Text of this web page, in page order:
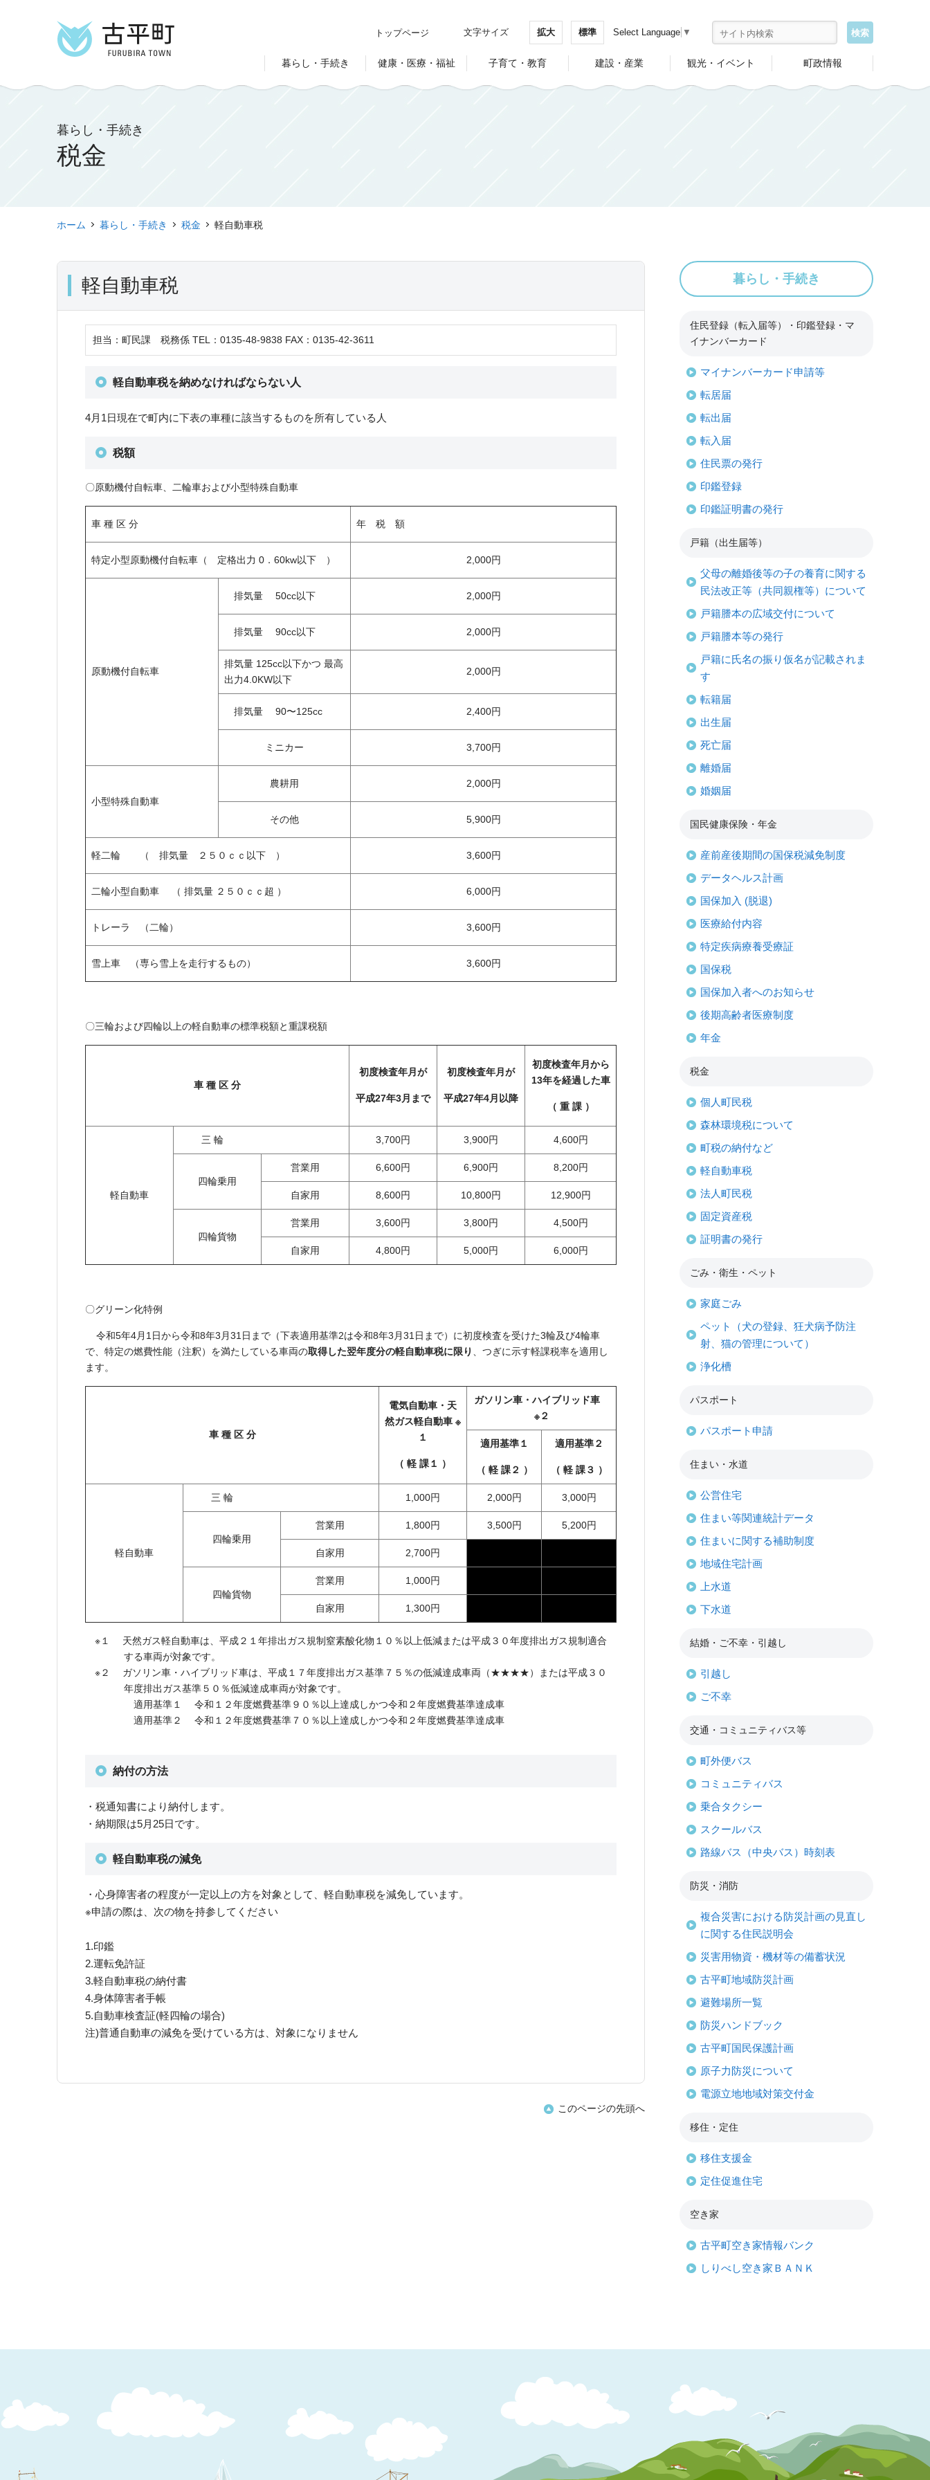
暮らし・手続き 健康・医療・福祉 子育て・教育 建設・産業 観光・イベント 町政情報
トップページ 文字サイズ 拡大 標準 Select Language ▼
暮らし・手続き
税金
ホーム 暮らし・手続き 税金 軽自動車税
軽自動車税
担当：町民課 税務係 TEL：0135-48-9838 FAX：0135-42-3611
軽自動車税を納めなければならない人
4月1日現在で町内に下表の車種に該当するものを所有している人
税額
〇原動機付自転車、二輪車および小型特殊自動車
車 種 区 分 年 税 額
特定小型原動機付自転車（ 定格出力 0．60kw以下 ） 2,000円
原動機付自転車
排気量 50cc以下 2,000円
排気量 90cc以下 2,000円
排気量 125cc以下かつ 最高
出力4.0KW以下
2,000円
排気量 90〜125cc 2,400円
ミニカー 3,700円
小型特殊自動車
農耕用 2,000円
その他 5,900円
軽二輪 （ 排気量 ２５０ｃｃ以下 ） 3,600円
二輪小型自動車 （ 排気量 ２５０ｃｃ超 ） 6,000円
トレーラ （二輪） 3,600円
雪上車 （専ら雪上を走行するもの） 3,600円
〇三輪および四輪以上の軽自動車の標準税額と重課税額
車 種 区 分
初度検査年月が
平成27年3月まで
初度検査年月が
平成27年4月以降
初度検査年月から
13年を経過した車
（ 重 課 ）
軽自動車
三 輪 3,700円 3,900円 4,600円
四輪乗用
営業用 6,600円 6,900円 8,200円
自家用 8,600円 10,800円 12,900円
四輪貨物
営業用 3,600円 3,800円 4,500円
自家用 4,800円 5,000円 6,000円
〇グリーン化特例
令和5年4月1日から令和8年3月31日まで（下表適用基準2は令和8年3月31日まで）に初度検査を受けた3輪及び4輪車
で、特定の燃費性能（注釈）を満たしている車両の取得した翌年度分の軽自動車税に限り
、つぎに示す軽課税率を適用し
ます。
車 種 区 分
電気自動車・天
然ガス軽自動車 ※
１
（ 軽 課１ ）
ガソリン車・ハイブリッド車
※２
適用基準１
（ 軽 課２ ）
適用基準２
（ 軽 課３ ）
軽自動車
三 輪 1,000円 2,000円 3,000円
四輪乗用
営業用 1,800円 3,500円 5,200円
自家用 2,700円
四輪貨物
営業用 1,000円
自家用 1,300円
※１ 天然ガス軽自動車は、平成２１年排出ガス規制窒素酸化物１０％以上低減または平成３０年度排出ガス規制適合
する車両が対象です。
※２ ガソリン車・ハイブリッド車は、平成１７年度排出ガス基準７５％の低減達成車両（★★★★）または平成３０
年度排出ガス基準５０％低減達成車両が対象です。
適用基準１ 令和１２年度燃費基準９０％以上達成しかつ令和２年度燃費基準達成車
適用基準２ 令和１２年度燃費基準７０％以上達成しかつ令和２年度燃費基準達成車
納付の方法
・税通知書により納付します。
・納期限は5月25日です。
軽自動車税の減免
・心身障害者の程度が一定以上の方を対象として、軽自動車税を減免しています。
※申請の際は、次の物を持参してください
1.印鑑
2.運転免許証
3.軽自動車税の納付書
4.身体障害者手帳
5.自動車検査証(軽四輪の場合)
注)普通自動車の減免を受けている方は、対象になりません
このページの先頭へ
暮らし・手続き
住民登録（転入届等）・印鑑登録・マ
イナンバーカード
マイナンバーカード申請等
転居届
転出届
転入届
住民票の発行
印鑑登録
印鑑証明書の発行
戸籍（出生届等）
父母の離婚後等の子の養育に関する
民法改正等（共同親権等）について
戸籍謄本の広域交付について
戸籍謄本等の発行
戸籍に氏名の振り仮名が記載されま
す
転籍届
出生届
死亡届
離婚届
婚姻届
国民健康保険・年金
産前産後期間の国保税減免制度
データヘルス計画
国保加入 (脱退)
医療給付内容
特定疾病療養受療証
国保税
国保加入者へのお知らせ
後期高齢者医療制度
年金
税金
個人町民税
森林環境税について
町税の納付など
軽自動車税
法人町民税
固定資産税
証明書の発行
ごみ・衛生・ペット
家庭ごみ
ペット（犬の登録、狂犬病予防注
射、猫の管理について）
浄化槽
パスポート
パスポート申請
住まい・水道
公営住宅
住まい等関連統計データ
住まいに関する補助制度
地域住宅計画
上水道
下水道
結婚・ご不幸・引越し
引越し
ご不幸
交通・コミュニティバス等
町外便バス
コミュニティバス
乗合タクシー
スクールバス
路線バス（中央バス）時刻表
防災・消防
複合災害における防災計画の見直し
に関する住民説明会
災害用物資・機材等の備蓄状況
古平町地域防災計画
避難場所一覧
防災ハンドブック
古平町国民保護計画
原子力防災について
電源立地地域対策交付金
移住・定住
移住支援金
定住促進住宅
空き家
古平町空き家情報バンク
しりべし空き家ＢＡＮＫ